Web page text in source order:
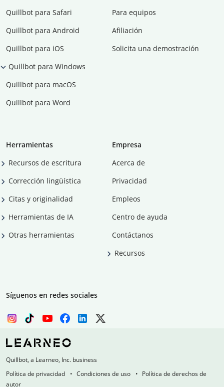
Quillbot para Safari
Quillbot para Android
Quillbot para iOS
Quillbot para Windows
Quillbot para macOS
Quillbot para Word
Para equipos
Afiliación
Solicita una demostración
Herramientas
Recursos de escritura
Corrección lingüística
Citas y originalidad
Herramientas de IA
Otras herramientas
Empresa
Acerca de
Privacidad
Empleos
Centro de ayuda
Contáctanos
Recursos
Síguenos en redes sociales
Quillbot, a Learneo, Inc. business
Política de privacidad
Condiciones de uso
Política de derechos de
autor